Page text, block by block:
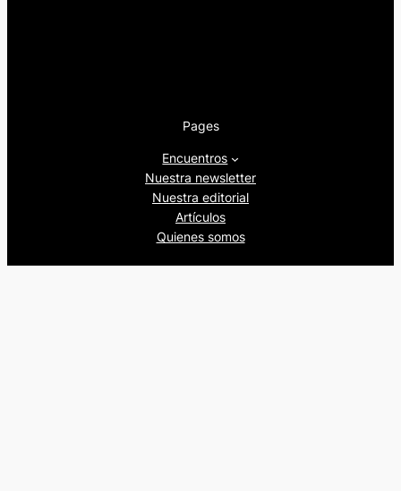
Pages
Encuentros
Nuestra newsletter
Nuestra editorial
Artículos
Quienes somos